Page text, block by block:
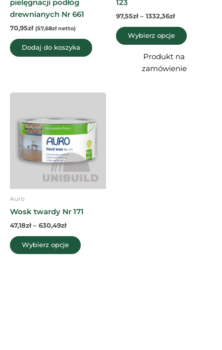
pielęgnacji podłóg
drewnianych Nr 661
70,95zł (57,68złnetto)
Dodaj do koszyka
123
97,55zł – 1332,36zł
Wybierz opcje
Produkt na
zamówienie
Auro
Wosk twardy Nr 171
47,18zł – 630,49zł
47,18zł
do
630,49zł
Wybierz opcje
ma
wiele
wariantów.
Opcje
można
wybrać
produktu